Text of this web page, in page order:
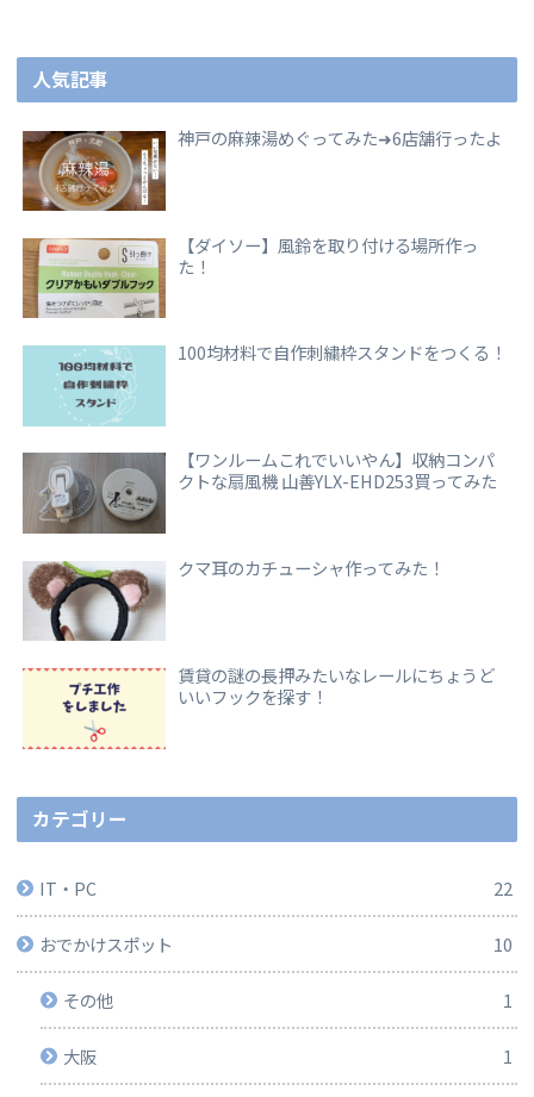
人気記事
神戸の麻辣湯めぐってみた➜6店舗行ったよ
【ダイソー】風鈴を取り付ける場所作っ
た！
100均材料で自作刺繍枠スタンドをつくる！
【ワンルームこれでいいやん】収納コンパ
クトな扇風機 山善YLX-EHD253買ってみた
クマ耳のカチューシャ作ってみた！
賃貸の謎の長押みたいなレールにちょうど
いいフックを探す！
カテゴリー
IT・PC 22
おでかけスポット 10
その他 1
大阪 1